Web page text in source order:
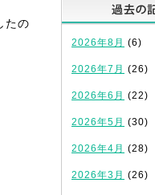
たの
2026年8月 (6)
2026年7月 (26)
2026年6月 (22)
2026年5月 (30)
2026年4月 (28)
2026年3月 (26)